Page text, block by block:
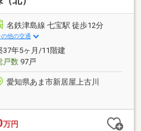
【周辺施設】・甚目寺小学
寺中学校 徒歩約17分・アオキ
約12分・ゲンキー新居屋西
ヅヤ甚目寺店 徒歩約20分
名鉄津島線 七宝駅 徒歩12分
の他の交通
37年5ヶ月/11階建
戸数97戸
愛知県あま市新居屋上古川
万円